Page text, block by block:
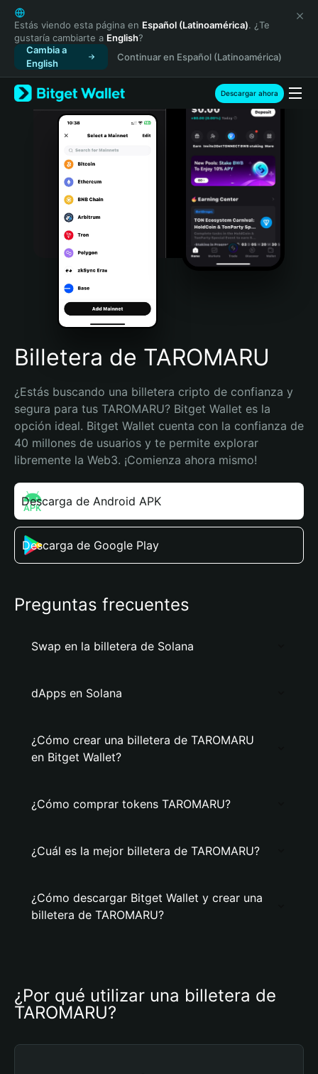
English
日本語
Tiếng Việt
Русский
Español (Latinoamérica)
Türkçe
Italiano
Português (Portugal)
Bahasa Indonesia
Português (Brasil)
Español (Argentina)
Estás viendo esta página en Español (Latinoamérica). ¿Te
gustaría cambiarte a English?
Cambia a
English
Continuar en Español (Latinoamérica)
Descargar ahora
Billetera de TAROMARU
¿Estás buscando una billetera cripto de confianza y
segura para tus TAROMARU? Bitget Wallet es la
opción ideal. Bitget Wallet cuenta con la confianza de
40 millones de usuarios y te permite explorar
libremente la Web3. ¡Comienza ahora mismo!
Descarga de Android APK
Descarga de Google Play
Preguntas frecuentes
Swap en la billetera de Solana
dApps en Solana
¿Cómo crear una billetera de TAROMARU
en Bitget Wallet?
¿Cómo comprar tokens TAROMARU?
¿Cuál es la mejor billetera de TAROMARU?
¿Cómo descargar Bitget Wallet y crear una
billetera de TAROMARU?
¿Por qué utilizar una billetera de
TAROMARU?